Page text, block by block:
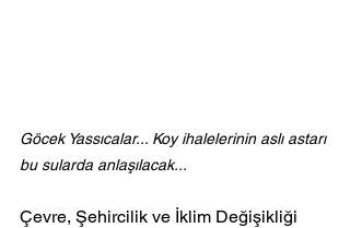
Göcek Yassıcalar... Koy ihalelerinin aslı astarı
bu sularda anlaşılacak...
Çevre, Şehircilik ve İklim Değişikliği